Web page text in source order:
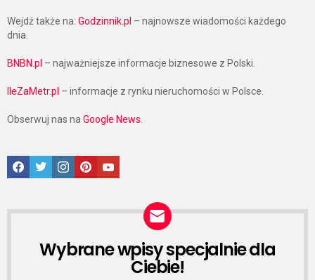
Wejdź także na: Godzinnik.pl – najnowsze wiadomości każdego
dnia.
BNBN.pl – najważniejsze informacje biznesowe z Polski.
IleZaMetr.pl – informacje z rynku nieruchomości w Polsce.
Obserwuj nas naGoogle News.
Facebook
TwitterInstagramPinterestGoogle News
NEWSLETTER
Wybrane wpisy specjalnie dla
Ciebie!